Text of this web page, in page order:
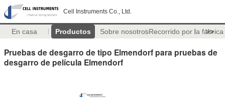
Cell Instruments Co., Ltd.
En casa Productos Sobre nosotrosRecorrido por la fábrica
>>
Pruebas de desgarro de tipo Elmendorf para pruebas de
desgarro de película Elmendorf